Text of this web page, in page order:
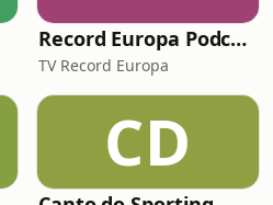
Record Europa Podcast
TV Record Europa
CD